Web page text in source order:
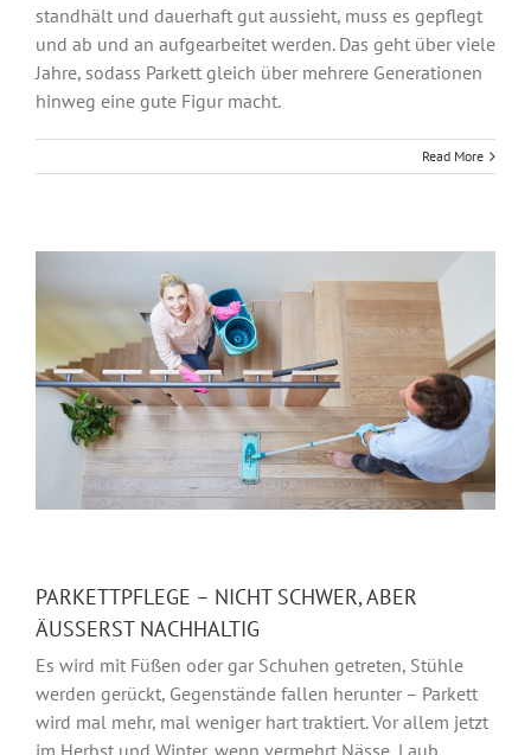
standhält und dauerhaft gut aussieht, muss es gepflegt
und ab und an aufgearbeitet werden. Das geht über viele
Jahre, sodass Parkett gleich über mehrere Generationen
hinweg eine gute Figur macht.
Read More
PARKETTPFLEGE – NICHT SCHWER, ABER
ÄUSSERST NACHHALTIG
Es wird mit Füßen oder gar Schuhen getreten, Stühle
werden gerückt, Gegenstände fallen herunter – Parkett
wird mal mehr, mal weniger hart traktiert. Vor allem jetzt